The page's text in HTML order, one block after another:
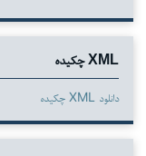
XML چکیده
دانلود XML چکیده